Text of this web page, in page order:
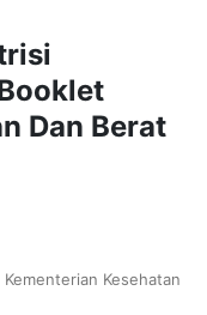
Dan Berat
Kesehatan